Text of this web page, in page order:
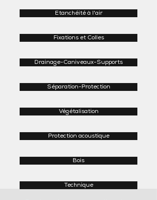
Etanchéité à l'air
Fixations et Colles
Drainage-Caniveaux-Supports
Séparation-Protection
Végétalisation
Protection acoustique
Bois
Technique